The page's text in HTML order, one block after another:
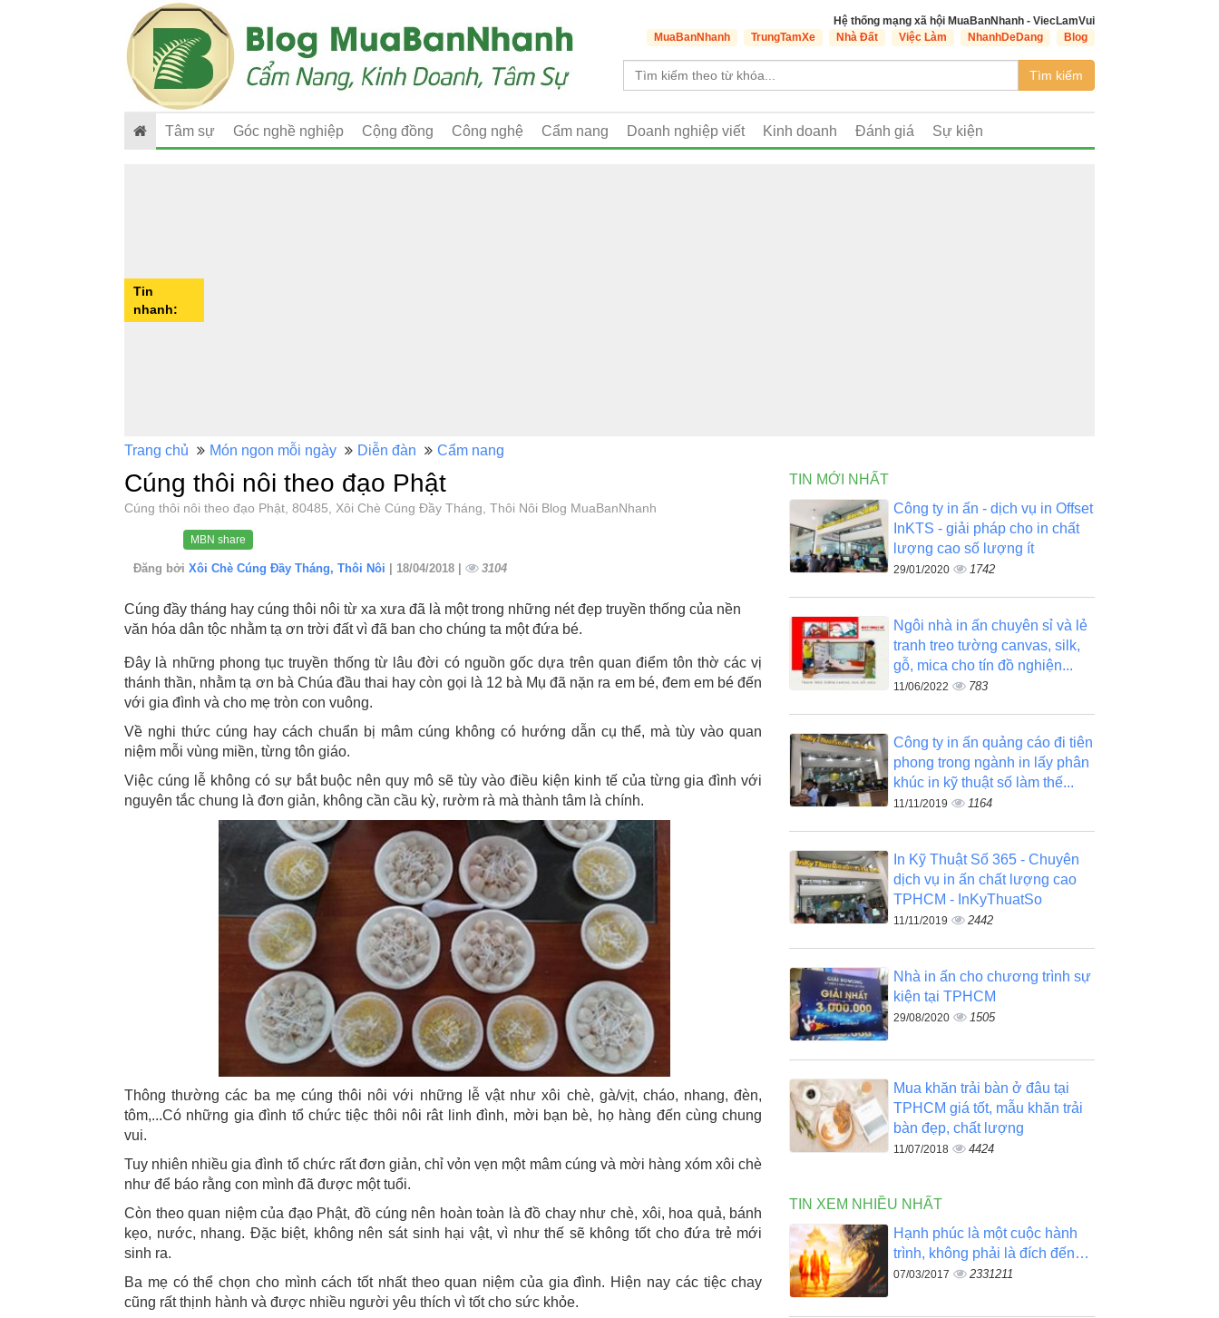
Hệ thống mạng xã hội MuaBanNhanh - ViecLamVui
MuaBanNhanh
TrungTamXe Nhà Đất Việc Làm NhanhDeDang Blog
Tìm kiếm
Tâm sự Góc nghề nghiệp Cộng đồng Công nghệ Cẩm nang Doanh nghiệp viết Kinh doanh Đánh giá Sự kiện
Tin
nhanh:
Trang chủ Món ngon mỗi ngày Diễn đàn Cẩm nang
Cúng thôi nôi theo đạo Phật
Cúng thôi nôi theo đạo Phật, 80485, Xôi Chè Cúng Đầy Tháng, Thôi Nôi Blog MuaBanNhanh
MBN share
Đăng bởi Xôi Chè Cúng Đầy Tháng, Thôi Nôi | 18/04/2018 | 3104
Cúng đầy tháng hay cúng thôi nôi từ xa xưa đã là một trong những nét đẹp truyền thống của nền
văn hóa dân tộc nhằm tạ ơn trời đất vì đã ban cho chúng ta một đứa bé.
Đây là những phong tục truyền thống từ lâu đời có nguồn gốc dựa trên quan điểm tôn thờ các vị
thánh thần, nhằm tạ ơn bà Chúa đầu thai hay còn gọi là 12 bà Mụ đã nặn ra em bé, đem em bé đến
với gia đình và cho mẹ tròn con vuông.
Về nghi thức cúng hay cách chuẩn bị mâm cúng không có hướng dẫn cụ thể, mà tùy vào quan
niệm mỗi vùng miền, từng tôn giáo.
Việc cúng lễ không có sự bắt buộc nên quy mô sẽ tùy vào điều kiện kinh tế của từng gia đình với
nguyên tắc chung là đơn giản, không cần cầu kỳ, rườm rà mà thành tâm là chính.
Thông thường các ba mẹ cúng thôi nôi với những lễ vật như xôi chè, gà/vịt, cháo, nhang, đèn,
tôm,...Có những gia đình tổ chức tiệc thôi nôi rât linh đình, mời bạn bè, họ hàng đến cùng chung
vui.
Tuy nhiên nhiều gia đình tổ chức rất đơn giản, chỉ vỏn vẹn một mâm cúng và mời hàng xóm xôi chè
như để báo rằng con mình đã được một tuổi.
Còn theo quan niệm của đạo Phật, đồ cúng nên hoàn toàn là đồ chay như chè, xôi, hoa quả, bánh
kẹo, nước, nhang. Đặc biệt, không nên sát sinh hại vật, vì như thế sẽ không tốt cho đứa trẻ mới
sinh ra.
Ba mẹ có thể chọn cho mình cách tốt nhất theo quan niệm của gia đình. Hiện nay các tiệc chay
cũng rất thịnh hành và được nhiều người yêu thích vì tốt cho sức khỏe.
TIN MỚI NHẤT
Công ty in ấn - dịch vụ in Offset
InKTS - giải pháp cho in chất
lượng cao số lượng ít
29/01/2020 1742
Ngôi nhà in ấn chuyên sỉ và lẻ
tranh treo tường canvas, silk,
gỗ, mica cho tín đồ nghiện...
11/06/2022 783
Công ty in ấn quảng cáo đi tiên
phong trong ngành in lấy phân
khúc in kỹ thuật số làm thế...
11/11/2019 1164
In Kỹ Thuật Số 365 - Chuyên
dịch vụ in ấn chất lượng cao
TPHCM - InKyThuatSo
11/11/2019 2442
Nhà in ấn cho chương trình sự
kiện tại TPHCM
29/08/2020 1505
Mua khăn trải bàn ở đâu tại
TPHCM giá tốt, mẫu khăn trải
bàn đẹp, chất lượng
11/07/2018 4424
TIN XEM NHIỀU NHẤT
Hạnh phúc là một cuộc hành
trình, không phải là đích đến…
07/03/2017 2331211